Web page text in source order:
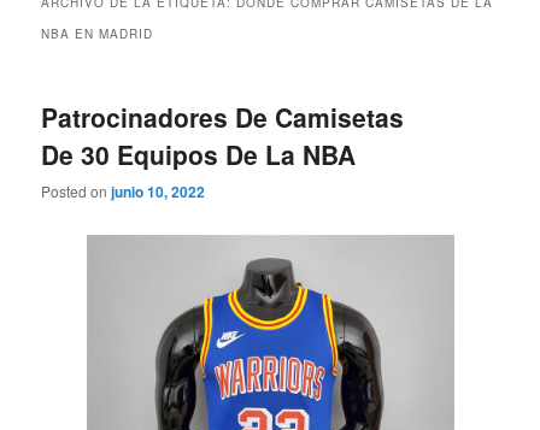
NBA EN MADRID
Patrocinadores De Camisetas
De 30 Equipos De La NBA
Posted onjunio 10, 2022